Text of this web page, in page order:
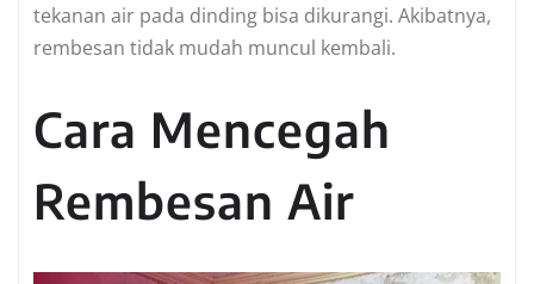
tekanan air pada dinding bisa dikurangi. Akibatnya,
rembesan tidak mudah muncul kembali.
Cara Mencegah
Rembesan Air